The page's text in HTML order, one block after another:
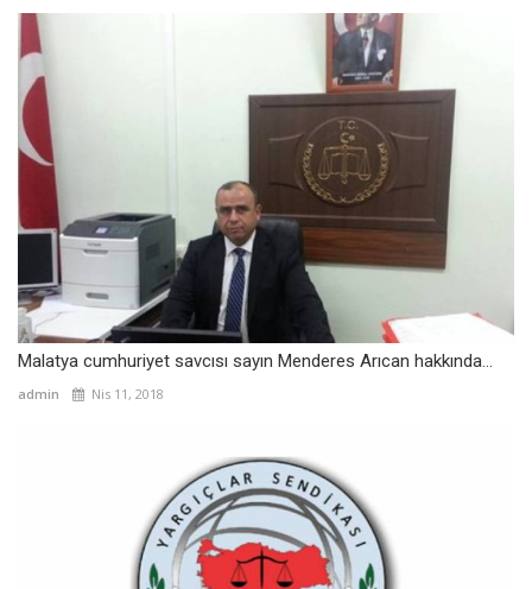
Malatya cumhuriyet savcısı sayın Menderes Arıcan hakkında...
admin Nis 11, 2018